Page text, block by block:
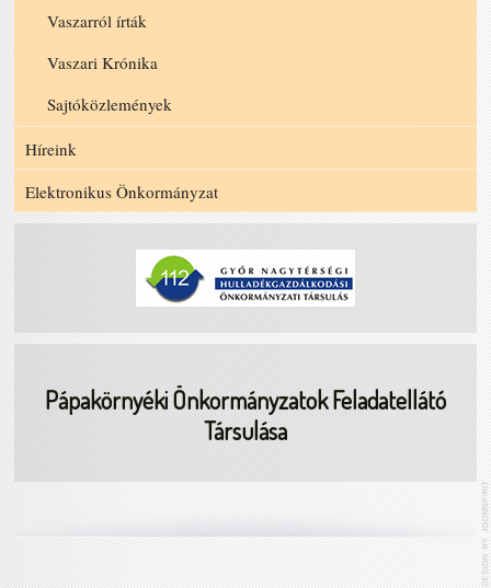
Vaszarról írták
Vaszari Krónika
Sajtóközlemények
Híreink
Elektronikus Önkormányzat
Pápakörnyéki Önkormányzatok Feladatellátó
Társulása